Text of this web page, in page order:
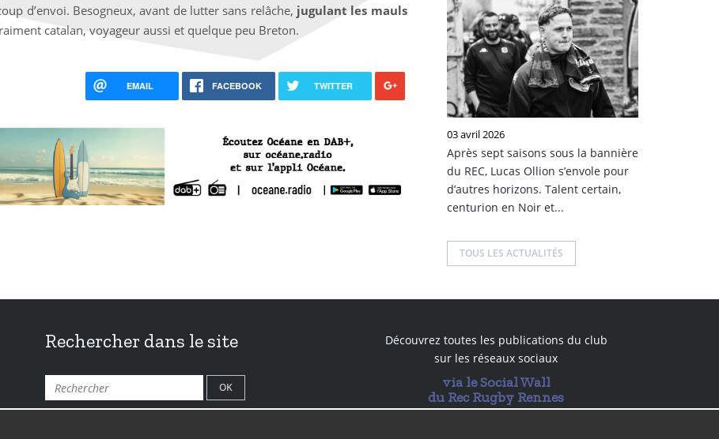
d’envoi. Besogneux, avant de lutter sans relâche, jugulant les mauls
catalan, voyageur aussi et quelque peu Breton.
EMAIL FACEBOOK TWITTER
03 avril 2026
Après sept saisons sous la bannière
du REC, Lucas Ollion s’envole pour
d’autres horizons. Talent certain,
centurion en Noir et...
TOUS LES ACTUALITÉS
Rechercher dans le site
Découvrez toutes les publications du club
sur les réseaux sociaux
via le Social Wall
du Rec Rugby Rennes